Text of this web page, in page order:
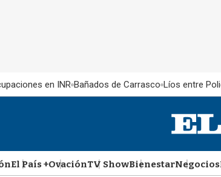
en INR Bañados de Carrasco Líos entre
El País +OvaciónTV ShowBienestarNegocios